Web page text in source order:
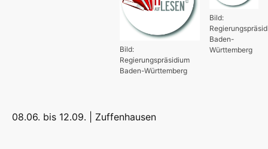
Bild:
Baden-
Württemberg
Bild:
Regierungspräsidium
Baden-Württemberg
08.06. bis 12.09. | Zuffenhausen